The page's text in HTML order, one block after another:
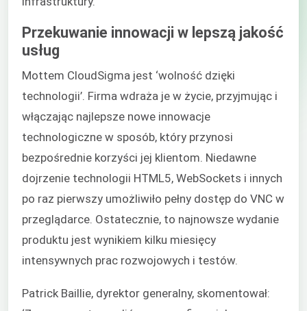
Przekuwanie innowacji w lepszą jakość
usług
Mottem CloudSigma jest ‘wolność dzięki
technologii’. Firma wdraża je w życie, przyjmując i
włączając najlepsze nowe innowacje
technologiczne w sposób, który przynosi
bezpośrednie korzyści jej klientom. Niedawne
dojrzenie technologii HTML5, WebSockets i innych
po raz pierwszy umożliwiło pełny dostęp do VNC w
przeglądarce. Ostatecznie, to najnowsze wydanie
produktu jest wynikiem kilku miesięcy
intensywnych prac rozwojowych i testów.
Patrick Baillie, dyrektor generalny, skomentował: